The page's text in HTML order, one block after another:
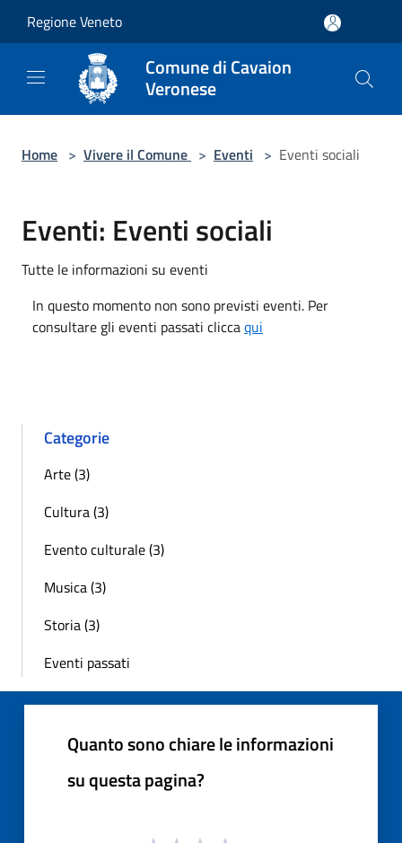
Regione Veneto
Comune di Cavaion
Veronese
Home > Vivere il Comune > Eventi > Eventi sociali
Eventi: Eventi sociali
Tutte le informazioni su eventi
In questo momento non sono previsti eventi. Per
consultare gli eventi passati cliccaqui
Categorie
Arte (3)
Cultura (3)
Evento culturale (3)
Musica (3)
Storia (3)
Eventi passati
Quanto sono chiare le informazioni
su questa pagina?